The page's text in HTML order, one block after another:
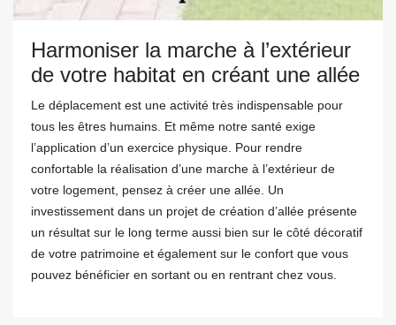
Harmoniser la marche à l’extérieur
de votre habitat en créant une allée
Le déplacement est une activité très indispensable pour
tous les êtres humains. Et même notre santé exige
l’application d’un exercice physique. Pour rendre
confortable la réalisation d’une marche à l’extérieur de
votre logement, pensez à créer une allée. Un
investissement dans un projet de création d’allée présente
un résultat sur le long terme aussi bien sur le côté décoratif
de votre patrimoine et également sur le confort que vous
pouvez bénéficier en sortant ou en rentrant chez vous.